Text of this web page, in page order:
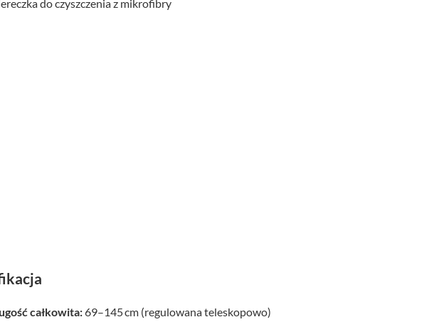
do czyszczenia z mikrofibry
całkowita:69–145 cm (regulowana teleskopowo)